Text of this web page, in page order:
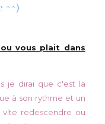
^^)
vous plait dans
je dirai que c'est la
à son rythme et un
redescendre ou